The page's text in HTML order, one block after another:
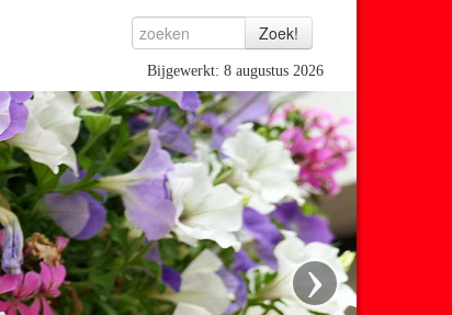
Bijgewerkt: 8 augustus 2026
›